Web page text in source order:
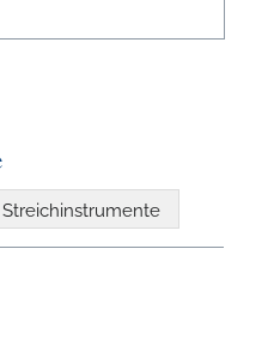
Streichinstrumente